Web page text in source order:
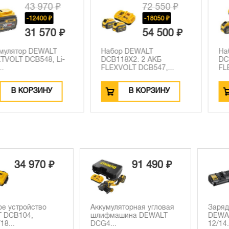
970 ₽
₽
570 ₽
Li-
72 550 ₽
-18050 ₽
54 500 ₽
Набор DEWALT
DCB118X2: 2 АКБ
FLEXVOLT DCB547,...
В КОРЗИНУ
Набор
FLEXVOLT
В
970 ₽ 91 490 ₽
Аккумуляторная угловая
шлифмашина DEWALT
DCG4...
Зарядное
DEWALT
12/14.4/18...